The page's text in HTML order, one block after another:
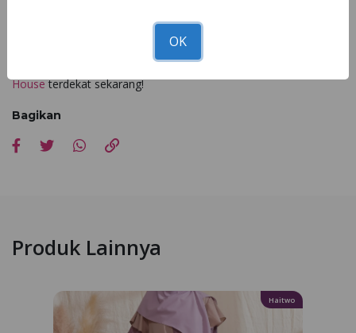
Tunggu apalagi miliki gamis NB B143 di seluruh
Houseterdekat sekarang!
Bagikan
Produk Lainnya
Haitwo
OK